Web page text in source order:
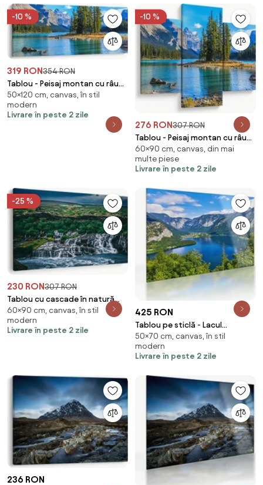
-10 %
319 RON354 RON
Tablou - Peisaj montan cu râu
(120x50 cm)
50×120 cm, canvas, în stil
modern
Livrare în peste 2 zile
-10 %
276 RON307 RON
Tablou - Peisaj montan cu râu
(90x60 cm)
60×90 cm, canvas, din mai
multe piese
Livrare în peste 2 zile
-25 %
230 RON307 RON
Tablou cu cascade în natură
(90x60 cm)
60×90 cm, canvas, în stil
modern
Livrare în peste 2 zile
425 RON
Tablou pe sticlă - Lacul
Hallstatt, Hallstatt, Austria
(70x50 cm)
50×70 cm, canvas, în stil
modern
Livrare în peste 2 zile
236 RON